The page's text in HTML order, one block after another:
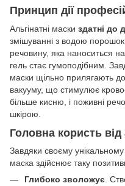
Принцип дії
Альгінатні маски здатні до
змішуванні з водою
речовину, яка наноситься
гель стає гумоподібним.
маски щільно прилягають
вакууму, що стимулює
більше кисню, і поживні
шкірою.
Головна користь
Завдяки своєму
маска здійснює таку
Глибоко зволожує.